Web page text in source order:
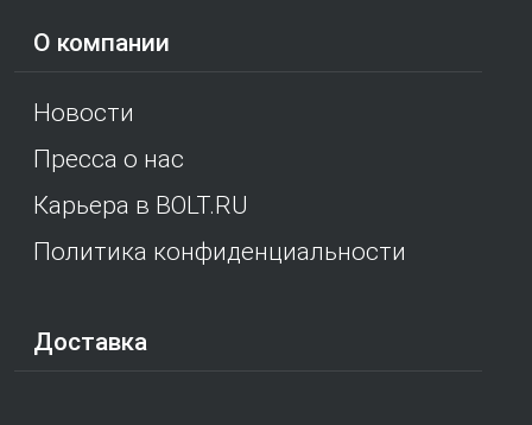
О компании
Новости
Пресса о нас
Карьера в BOLT.RU
Политика конфиденциальности
Доставка